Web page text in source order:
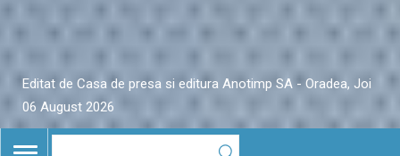
Editat de Casa de presa si editura Anotimp SA - Oradea, Joi
06 August 2026